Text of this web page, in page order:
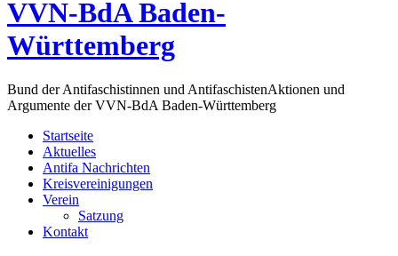
VVN-BdA Baden-
Württemberg
Bund der Antifaschistinnen und AntifaschistenAktionen und
Argumente der VVN-BdA Baden-Württemberg
Startseite
Aktuelles
Antifa Nachrichten
Kreisvereinigungen
Verein
Satzung
Kontakt